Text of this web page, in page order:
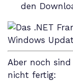
den
Aber noch
nicht fertig: